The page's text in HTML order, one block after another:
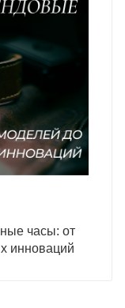
часы: от
инноваций